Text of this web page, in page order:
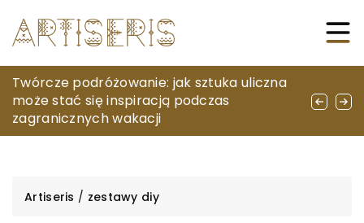
Jak dieta wegańska może poprawić Twoje
samopoczucie i zdrowie
Twórcze podróżowanie: jak sztuka uliczna
może stać się inspiracją podczas
zagranicznych wakacji
Jakie hobby może najlepiej stymulować
twój umysł?
Artiseris / zestawy diy